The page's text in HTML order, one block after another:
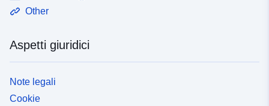
Other
Aspetti giuridici
Note legali
Cookie